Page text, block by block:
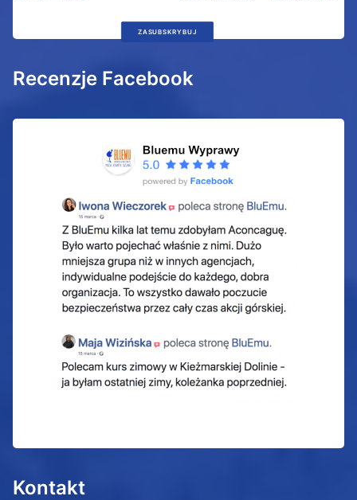
ZASUBSKRYBUJ
Recenzje Facebook
Kontakt